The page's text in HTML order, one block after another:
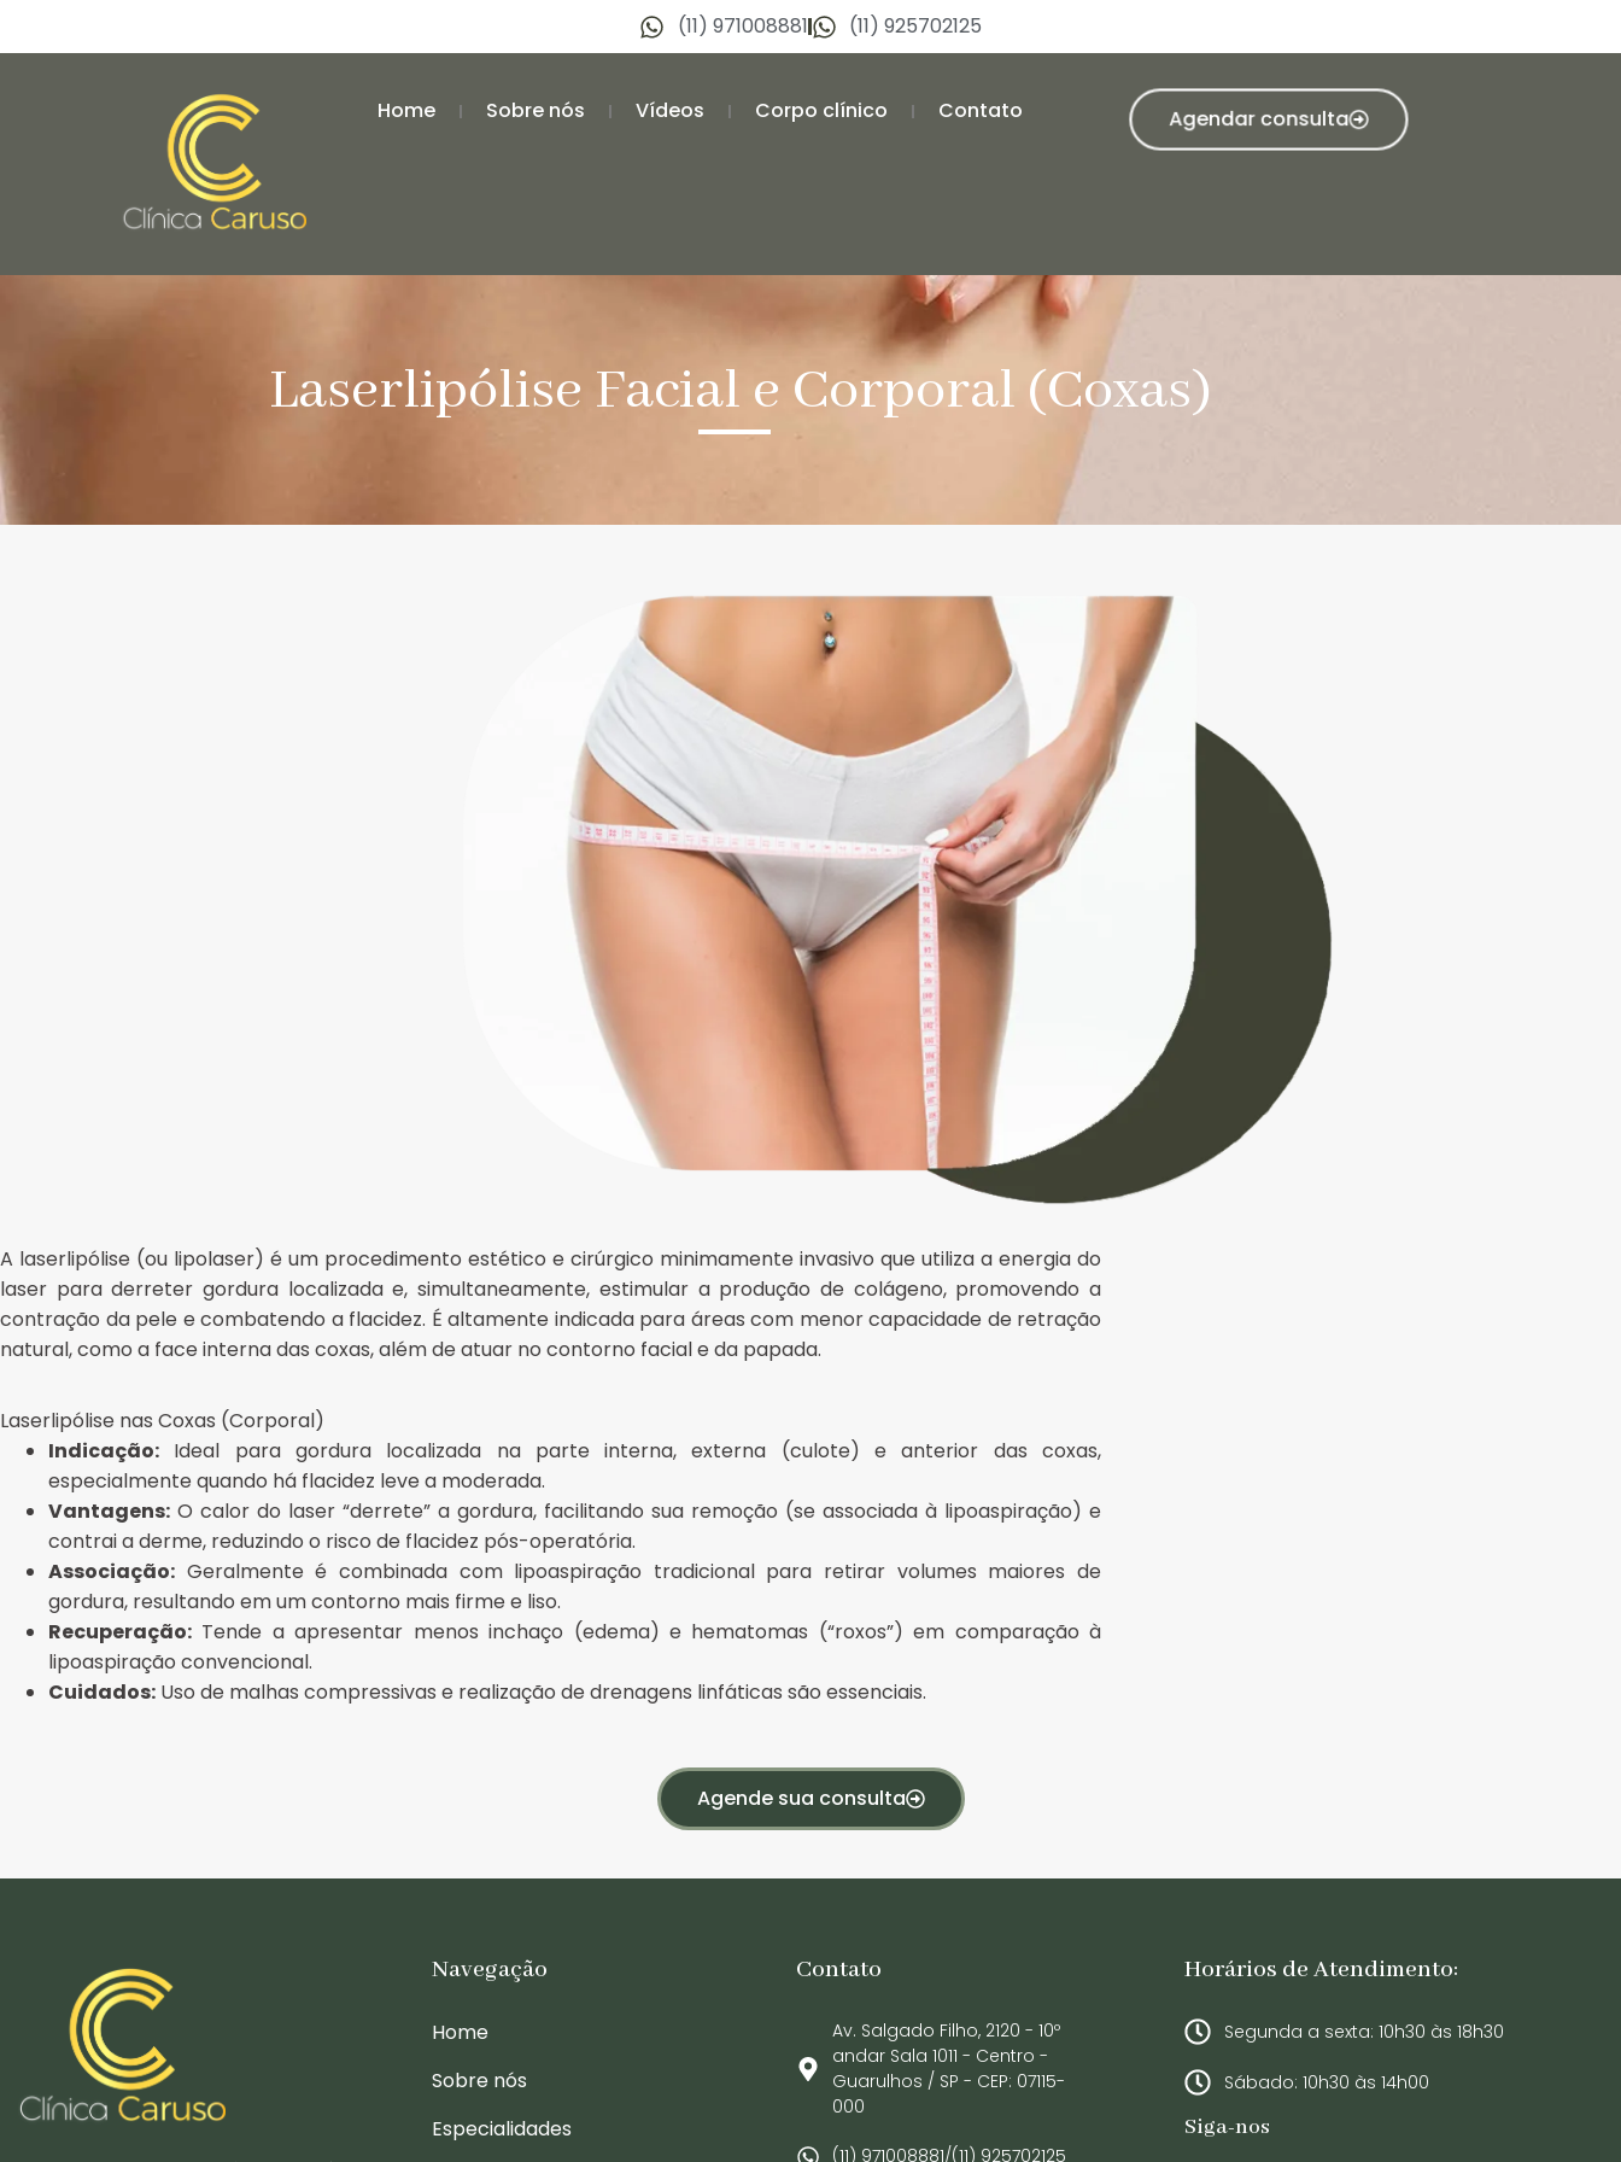
(11) 971008881 (11) 925702125
Home Sobre nós Vídeos Corpo clínico Contato Agendar consulta
Laserlipólise Facial e Corporal (Coxas)
A laserlipólise (ou lipolaser) é um procedimento estético e cirúrgico minimamente invasivo que utiliza a energia do
laser para derreter gordura localizada e, simultaneamente, estimular a produção de colágeno, promovendo a
contração da pele e combatendo a flacidez. É altamente indicada para áreas com menor capacidade de retração
natural, como a face interna das coxas, além de atuar no contorno facial e da papada.
Laserlipólise nas Coxas (Corporal)
Indicação: Ideal para gordura localizada na parte interna, externa (culote) e anterior das coxas,
especialmente quando há flacidez leve a moderada.
Vantagens: O calor do laser “derrete” a gordura, facilitando sua remoção (se associada à lipoaspiração) e
contrai a derme, reduzindo o risco de flacidez pós-operatória.
Associação: Geralmente é combinada com lipoaspiração tradicional para retirar volumes maiores de
gordura, resultando em um contorno mais firme e liso.
Recuperação: Tende a apresentar menos inchaço (edema) e hematomas (“roxos”) em comparação à
lipoaspiração convencional.
Cuidados: Uso de malhas compressivas e realização de drenagens linfáticas são essenciais.
Agende sua consulta
Navegação
Home
Sobre nós
Especialidades
Contato
Av. Salgado Filho, 2120 - 10º
andar Sala 1011 - Centro -
Guarulhos / SP - CEP: 07115-
000
(11) 971008881/(11) 925702125
Horários de Atendimento:
Segunda a sexta: 10h30 às 18h30
Sábado: 10h30 às 14h00
Siga-nos